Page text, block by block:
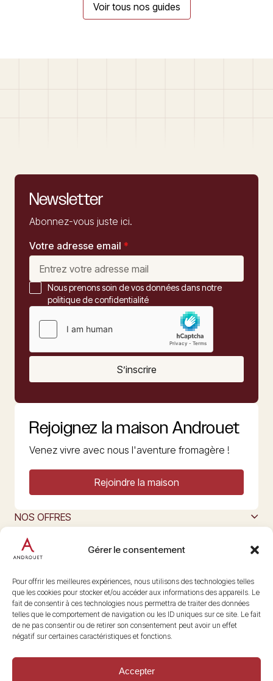
Gérer le consentement
Pour offrir les meilleures expériences, nous utilisons des technologies telles
que les cookies pour stocker et/ou accéder aux informations des appareils. Le
fait de consentir à ces technologies nous permettra de traiter des données
telles que le comportement de navigation ou les ID uniques sur ce site. Le fait
de ne pas consentir ou de retirer son consentement peut avoir un effet
négatif sur certaines caractéristiques et fonctions.
Accepter
Voir tous nos guides
Newsletter
Abonnez-vous juste ici.
Votre adresse email *
Nous prenons soin de vos données dans notre
politique de confidentialité
S’inscrire
Rejoignez la maison Androuet
Venez vivre avec nous l'aventure fromagère !
Rejoindre la maison
NOS OFFRES
L’ART DU FROMAGE
Nous suivre
@maisonandrouet
Copyright © 2026 Androuet
Site parMake the Grade